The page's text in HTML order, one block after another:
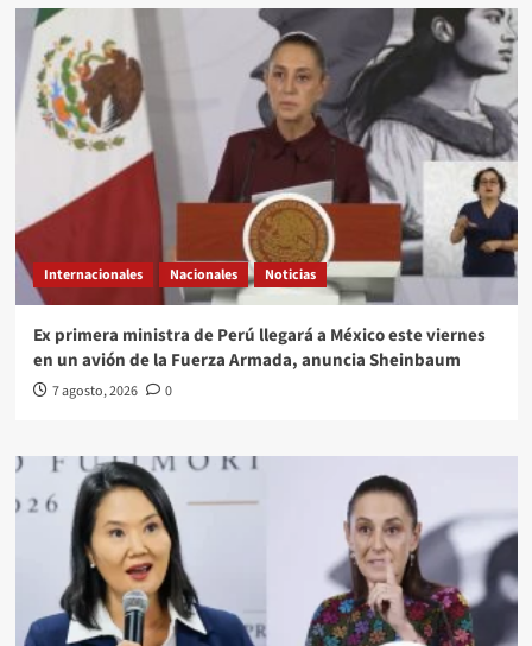
Internacionales Nacionales Noticias
Ex primera ministra de Perú llegará a México este viernes
en un avión de la Fuerza Armada, anuncia Sheinbaum
7 agosto, 2026 0